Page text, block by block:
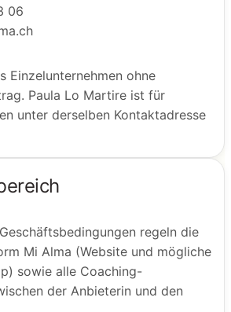
06
Einzelunternehmen ohne
Paula Lo Martire ist für
unter derselben Kontaktadresse
regeln die
Mi Alma (Website und mögliche
sowie alle Coaching-
der Anbieterin und den